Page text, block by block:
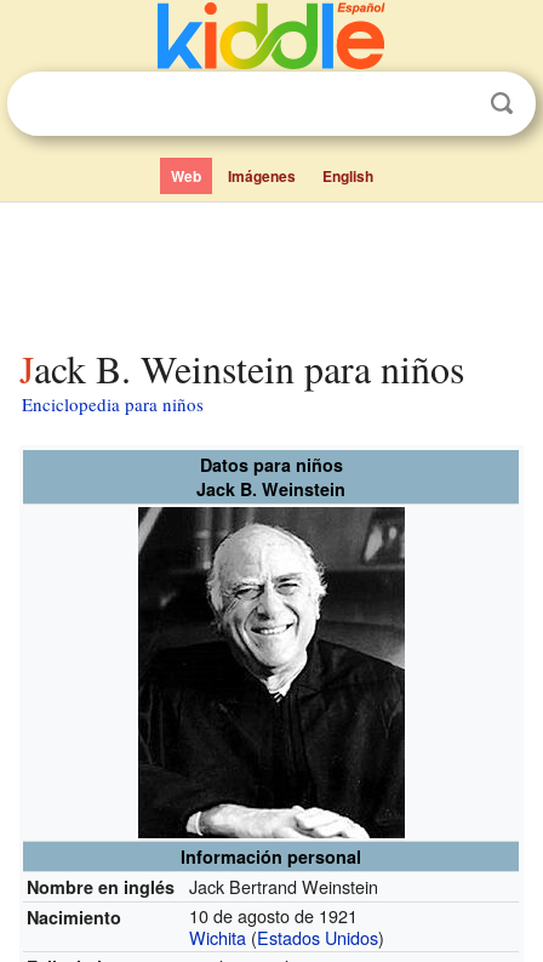
Web Imágenes English
Jack B. Weinstein para niños
Enciclopedia para niños
Datos para niños
Jack B. Weinstein
Información personal
Nombre en inglés
Jack Bertrand Weinstein
Nacimiento
10 de agosto de 1921
Wichita (Estados Unidos)